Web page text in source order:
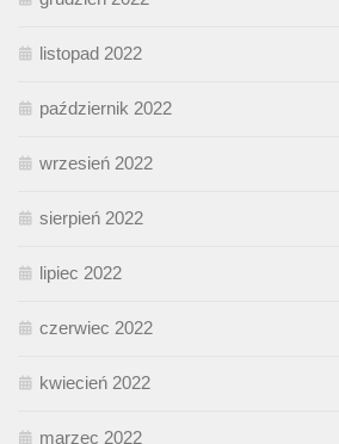
listopad 2022
październik 2022
wrzesień 2022
sierpień 2022
lipiec 2022
czerwiec 2022
kwiecień 2022
marzec 2022